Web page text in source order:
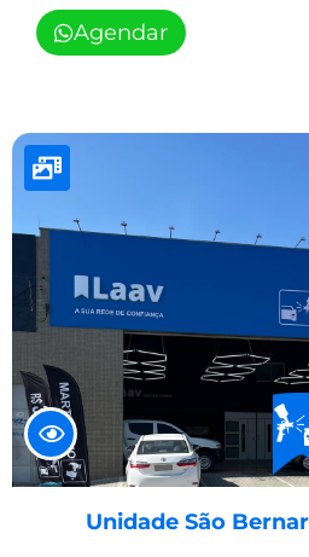
Agendar
Unidade São